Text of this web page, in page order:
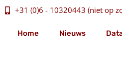
+31 (0)6 - 10320443 (niet op
Home Nieuws